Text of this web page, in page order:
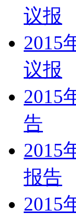
议报
2015
议报
2015
告
2015
报告
2015